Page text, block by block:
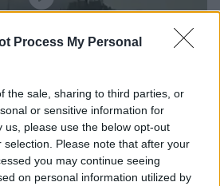
Process My Personal
the sale, sharing to third parties, or
or sensitive information for
us, please use the below opt-out
Please note that after your
you may continue seeing
on personal information utilized by
Loaded:
100.00%